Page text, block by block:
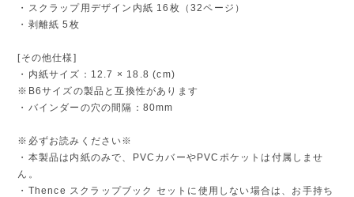
・スクラップ用デザイン内紙 16枚（32ページ）
・剥離紙 5枚
[その他仕様]
・内紙サイズ：12.7 × 18.8 (cm)
※B6サイズの製品と互換性があります
・バインダーの穴の間隔：80mm
※必ずお読みください※
・本製品は内紙のみで、PVCカバーやPVCポケットは付属しませ
ん。
・Thence スクラップブック セットに使用しない場合は、お手持ち